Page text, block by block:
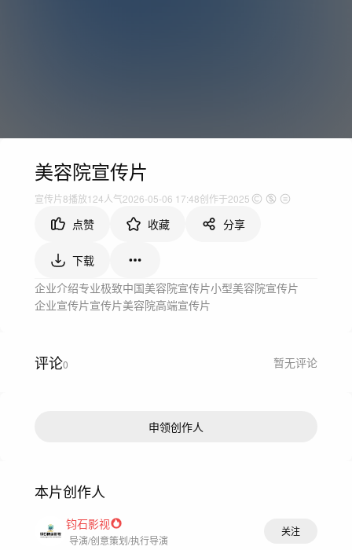
美容院宣传片
宣传片8播放124人气2026-05-06 17:48创作于2025
点赞 收藏 分享
下载
企业介绍专业极致中国美容院宣传片小型美容院宣传片
企业宣传片宣传片美容院高端宣传片
评论0 暂无评论
申领创作人
本片创作人
钧石影视
导演/创意策划/执行导演
关注